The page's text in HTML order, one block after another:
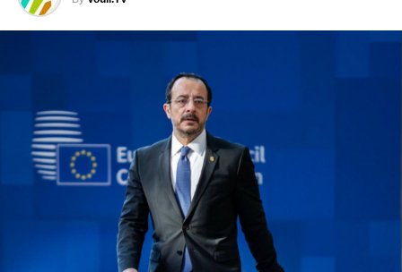
κοινοβουλευτικής επιτροπής στην Κύπρο εκφράστηκε
έκπληξη για το γεγονός ότι συνεχίζεται η ανοχή στους
ρύπανσης στη Δεκέλεια είναι γνωστό εδώ και δεκαετίες
και δήλωσε ότι καταψηφίζει τον προϋπολογισμό για να
στείλει μήνυμα.
Ο βουλευτής της ΔΗΠΑ Αλέκος Τρυφωνίδης υποστήριξε
ότι στο παρελθόν λήφθηκαν αποφάσεις που έθεσαν
εμπόδια στο αναπτυξιακό πρόγραμμα της ΑΗΚ και στην
επέκτασή της στις ΑΠΕ. Ανέφερε ότι αφαιρέθηκε η
υποχρέωση αποθήκευσης με μπαταρίες για ιδιώτες,
γεγονός που, όπως είπε, επιβαρύνει σήμερα το σύστημα